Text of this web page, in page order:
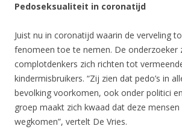
Pedoseksualiteit in coronatijd
Juist nu in coronatijd waarin de verveling
fenomeen toe te nemen. De onderzoeker
complotdenkers zich richten tot
kindermisbruikers. “Zij zien dat pedo’s in
bevolking voorkomen, ook onder politici
groep maakt zich kwaad dat deze mensen
wegkomen”, vertelt De Vries.